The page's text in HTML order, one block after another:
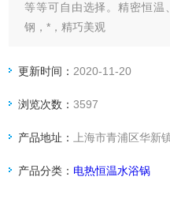
等等可自由选择。精密恒温
钢，*，精巧美观
更新时间： 2020-11-20
浏览次数：3597
产品地址： 上海市青浦区华新
产品分类： 电热恒温水浴锅